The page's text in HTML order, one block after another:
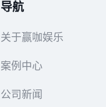
导航
关于赢咖娱乐
案例中心
公司新闻